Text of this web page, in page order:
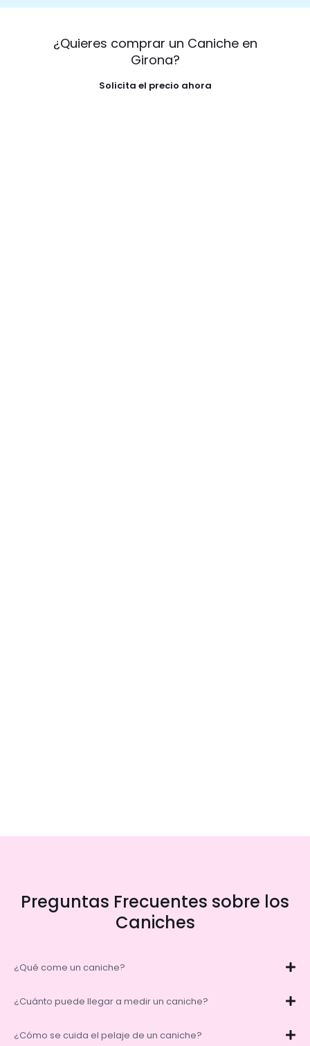
¿Quieres comprar un Caniche en
Girona?
Solicita el precio ahora
Preguntas Frecuentes sobre los
Caniches
¿Qué come un caniche?
¿Cuánto puede llegar a medir un caniche?
¿Cómo se cuida el pelaje de un caniche?